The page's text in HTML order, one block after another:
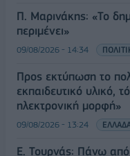
Π. Μαρινάκης: «Το
περιμένει»
09/08/2026 - 14:34
Προς εκτύπωση το
εκπαιδευτικό υλικό,
ηλεκτρονική μορφή»
09/08/2026 - 13:24
Ε. Τουρνάς: Πάνω